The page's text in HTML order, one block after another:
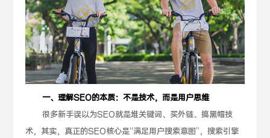
一、理解SEO的本质：不是技术，而是用户思维
很多新手误以为SEO就是堆关键词、买外链、搞黑帽技
术，其实，真正的SEO核心是“满足用户搜索意图”，搜索引擎